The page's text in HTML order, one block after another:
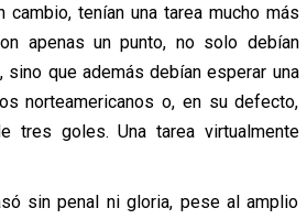
cambio, tenían una tarea mucho más
apenas un punto, no solo debían
que además debían esperar una
norteamericanos o, en su defecto,
tres goles. Una tarea virtualmente
sin penal ni gloria, pese al amplio